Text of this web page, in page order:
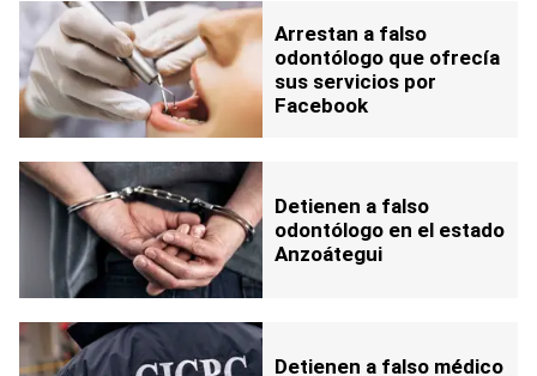
Arrestan a falso
odontólogo que ofrecía
sus servicios por
Facebook
Detienen a falso
odontólogo en el estado
Anzoátegui
Detienen a falso médico